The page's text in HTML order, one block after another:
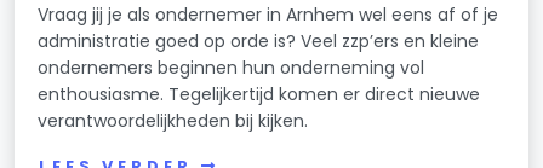
Vraag jij je als ondernemer in Arnhem wel eens af of je
administratie goed op orde is? Veel zzp’ers en kleine
ondernemers beginnen hun onderneming vol
enthousiasme. Tegelijkertijd komen er direct nieuwe
verantwoordelijkheden bij kijken.